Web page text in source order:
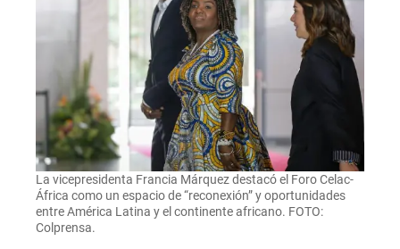
La vicepresidenta Francia Márquez destacó el Foro Celac-
África como un espacio de “reconexión” y oportunidades
entre América Latina y el continente africano. FOTO:
Colprensa.